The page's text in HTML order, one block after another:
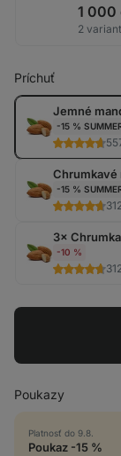
1 000
2
Príchuť
Jemné
-15 %
Chrumkavé
-15 %
3×
-10 %
Poukazy
Platnosť do 9.8.
Poukaz -15 %